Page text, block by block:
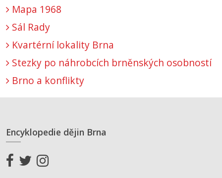
Mapa 1968
Sál Rady
Kvartérní lokality Brna
Stezky po náhrobcích brněnských osobností
Brno a konflikty
Encyklopedie dějin Brna